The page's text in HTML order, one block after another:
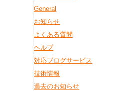
General
お知らせ
よくある質問
ヘルプ
対応ブログサービス
技術情報
過去のお知らせ